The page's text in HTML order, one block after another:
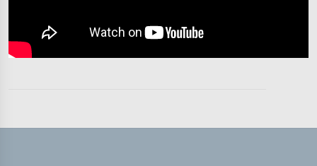
تفسیر قرآن سورہ ‎الإسراء